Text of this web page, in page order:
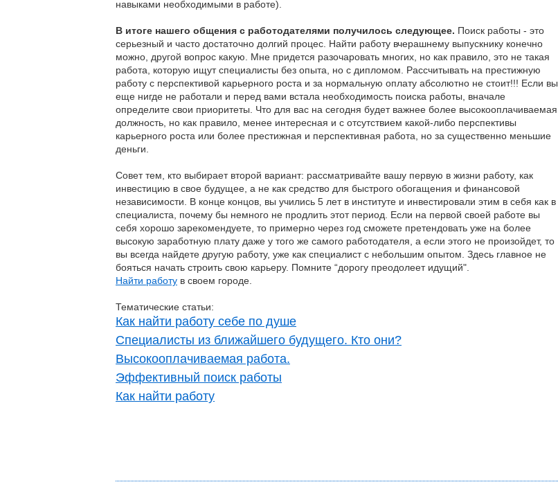
навыками необходимыми в работе).
В итоге нашего общения с работодателями получилось следующее. Поиск работы - это
серьезный и часто достаточно долгий процес. Найти работу вчерашнему выпускнику конечно
можно, другой вопрос какую. Мне придется разочаровать многих, но как правило, это не такая
работа, которую ищут специалисты без опыта, но с дипломом. Рассчитывать на престижную
работу с перспективой карьерного роста и за нормальную оплату абсолютно не стоит!!! Если вы
еще нигде не работали и перед вами встала необходимость поиска работы, вначале
определите свои приоритеты. Что для вас на сегодня будет важнее более высокооплачиваемая
должность, но как правило, менее интересная и с отсутствием какой-либо перспективы
карьерного роста или более престижная и перспективная работа, но за существенно меньшие
деньги.
Совет тем, кто выбирает второй вариант: рассматривайте вашу первую в жизни работу, как
инвестицию в свое будущее, а не как средство для быстрого обогащения и финансовой
независимости. В конце концов, вы учились 5 лет в институте и инвестировали этим в себя как в
специалиста, почему бы немного не продлить этот период. Если на первой своей работе вы
себя хорошо зарекомендуете, то примерно через год сможете претендовать уже на более
высокую заработную плату даже у того же самого работодателя, а если этого не произойдет, то
вы всегда найдете другую работу, уже как специалист с небольшим опытом. Здесь главное не
бояться начать строить свою карьеру. Помните “дорогу преодолеет идущий".
Найти работу в своем городе.
Тематические статьи:
Как найти работу себе по душе
Специалисты из ближайшего будущего. Кто они?
Высокооплачиваемая работа.
Эффективный поиск работы
Как найти работу